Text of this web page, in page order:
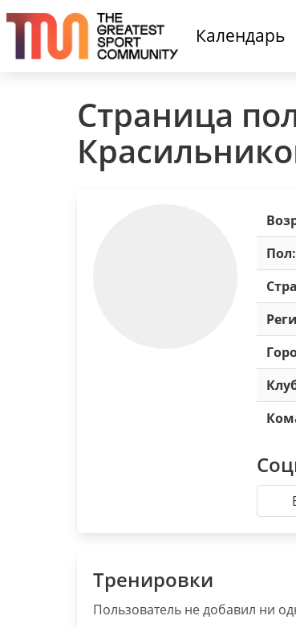
Календарь
Страница
Пол:
Тренировки
Пользователь не добавил ни